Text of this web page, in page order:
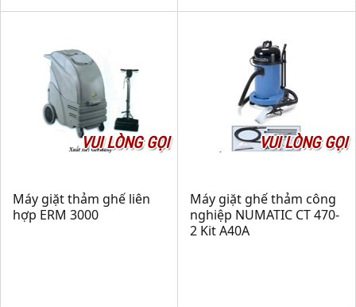
VUI LÒNG GỌI
Máy giặt thảm ghế liên
hợp ERM 3000
VUI LÒNG GỌI
Máy giặt ghế thảm công
nghiệp NUMATIC CT 470-
2 Kit A40A